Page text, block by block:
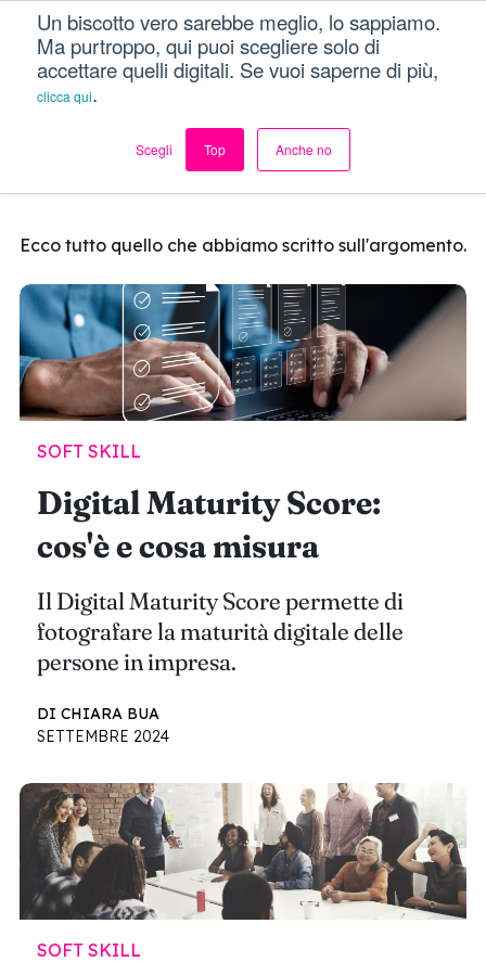
Un biscotto vero sarebbe meglio, lo sappiamo.
Ma purtroppo, qui puoi scegliere solo di
accettare quelli digitali. Se vuoi saperne di più,
clicca qui.
Scegli Top Anche no
Dici Davvero?! Menu
Soft Skill
Ecco tutto quello che abbiamo scritto sull'argomento.
SOFT SKILL
Digital Maturity Score:
cos'è e cosa misura
Il Digital Maturity Score permette di
fotografare la maturità digitale delle
persone in impresa.
DI CHIARA BUA
SETTEMBRE 2024
SOFT SKILL